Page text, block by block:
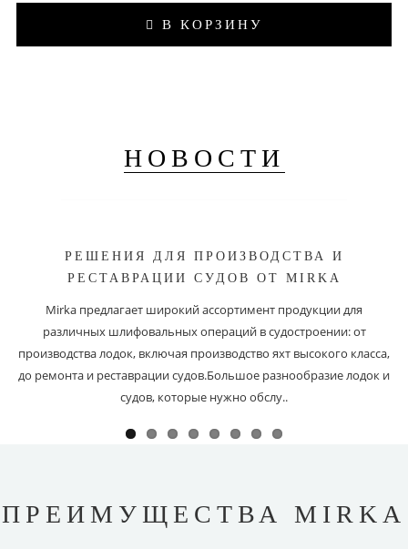
В КОРЗИНУ
НОВОСТИ
РЕШЕНИЯ ДЛЯ ПРОИЗВОДСТВА И
РЕСТАВРАЦИИ СУДОВ ОТ MIRKA
Mirka предлагает широкий ассортимент продукции для
различных шлифовальных операций в судостроении: от
производства лодок, включая производство яхт высокого класса,
до ремонта и реставрации судов.Большое разнообразие лодок и
судов, которые нужно обслу..
ПРЕИМУЩЕСТВА MIRKA